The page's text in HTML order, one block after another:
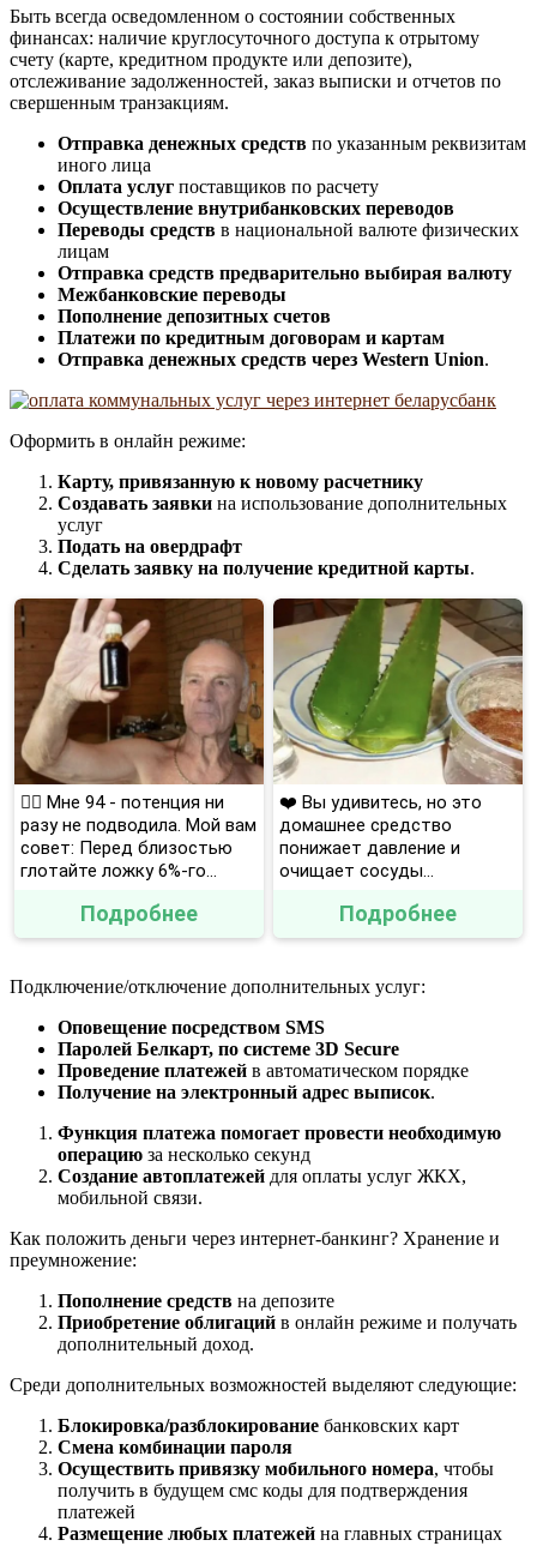
Быть всегда осведомленном о состоянии собственных
финансах: наличие круглосуточного доступа к отрытому
счету (карте, кредитном продукте или депозите),
отслеживание задолженностей, заказ выписки и отчетов по
свершенным транзакциям.
Отправка денежных средств по указанным реквизитам
иного лица
Оплата услуг поставщиков по расчету
Осуществление внутрибанковских переводов
Переводы средств в национальной валюте физических
лицам
Отправка средств предварительно выбирая валюту
Межбанковские переводы
Пополнение депозитных счетов
Платежи по кредитным договорам и картам
Отправка денежных средств через Western Union.
Оформить в онлайн режиме:
Карту, привязанную к новому расчетнику
Создавать заявки на использование дополнительных
услуг
Подать на овердрафт
Сделать заявку на получение кредитной карты.
❤️‍🔥 Мне 94 - потенция ни
разу не подводила. Мой вам
совет: Перед близостью
глотайте ложку 6%-го...
Подробнее
❤️ Вы удивитесь, но это
домашнее средство
понижает давление и
очищает сосуды...
Подробнее
Подключение/отключение дополнительных услуг:
Оповещение посредством SMS
Паролей Белкарт, по системе 3D Secure
Проведение платежей в автоматическом порядке
Получение на электронный адрес выписок.
Функция платежа помогает провести необходимую
операцию за несколько секунд
Создание автоплатежей для оплаты услуг ЖКХ,
мобильной связи.
Как положить деньги через интернет-банкинг? Хранение и
преумножение:
Пополнение средств на депозите
Приобретение облигаций в онлайн режиме и получать
дополнительный доход.
Среди дополнительных возможностей выделяют следующие:
Блокировка/разблокирование банковских карт
Смена комбинации пароля
Осуществить привязку мобильного номера, чтобы
получить в будущем смс коды для подтверждения
платежей
Размещение любых платежей на главных страницах